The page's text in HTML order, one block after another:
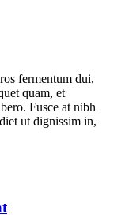
fermentum dui,
quam, et
Fusce at nibh
ut dignissim in,